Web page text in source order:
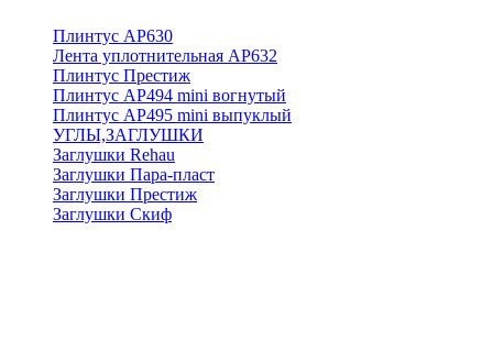
Плинтус АР630
Лента уплотнительная АР632
Плинтус Престиж
Плинтус АР494 mini вогнутый
Плинтус АР495 mini выпуклый
УГЛЫ,ЗАГЛУШКИ
Заглушки Rehau
Заглушки Пара-пласт
Заглушки Престиж
Заглушки Скиф